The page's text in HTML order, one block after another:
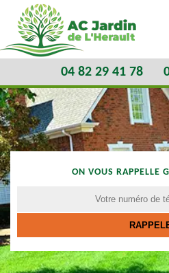
04 82 29 41 78
ON VOUS RAPPELLE